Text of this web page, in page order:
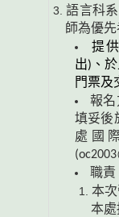
語言科
師為優先
提
出)、
門票及
報名
填妥後
處國
職責
本
本